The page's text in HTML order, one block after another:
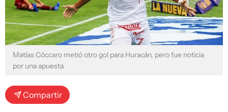
Matías Cóccaro metió otro gol para Huracán, pero fue noticia
por una apuesta
Compartir